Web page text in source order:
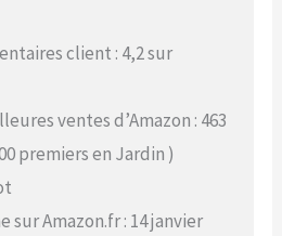
client : 4,2 sur
ventes d’Amazon : 463
premiers en Jardin )
sur Amazon.fr : 14 janvier